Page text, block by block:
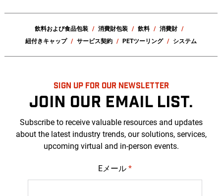
飲料および食品包装 消費財包装 飲料
消費財
紐付きキャップ
サービス契約 PETツーリング システム
SIGN UP FOR OUR NEWSLETTER
JOIN OUR EMAIL LIST.
Subscribe to receive valuable resources and updates
about the latest industry trends, our solutions, services,
upcoming virtual and in-person events.
Eメール *